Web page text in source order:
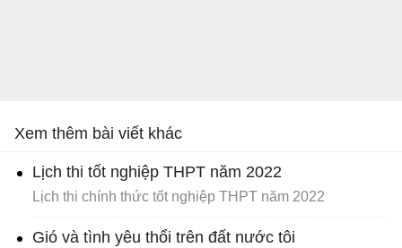
Xem thêm bài viết khác
Lịch thi tốt nghiệp THPT năm 2022
Lịch thi chính thức tốt nghiệp THPT năm 2022
Gió và tình yêu thổi trên đất nước tôi